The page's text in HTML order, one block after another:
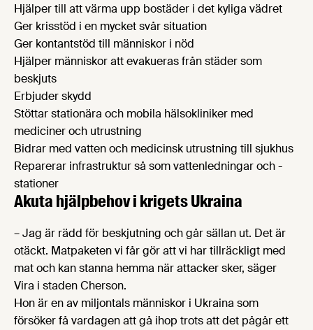
Hjälper till att värma upp bostäder i det kyliga vädret
Ger krisstöd i en mycket svår situation
Ger kontantstöd till människor i nöd
Hjälper människor att evakueras från städer som
beskjuts
Erbjuder skydd
Stöttar stationära och mobila hälsokliniker med
mediciner och utrustning
Bidrar med vatten och medicinsk utrustning till sjukhus
Reparerar infrastruktur så som vattenledningar och -
stationer
Akuta hjälpbehov i krigets Ukraina
– Jag är rädd för beskjutning och går sällan ut. Det är
otäckt. Matpaketen vi får gör att vi har tillräckligt med
mat och kan stanna hemma när attacker sker, säger
Vira i staden Cherson.
Hon är en av miljontals människor i Ukraina som
försöker få vardagen att gå ihop trots att det pågår ett